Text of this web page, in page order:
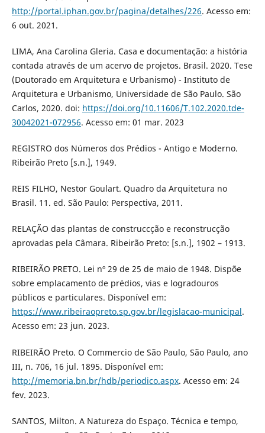
http://portal.iphan.gov.br/pagina/detalhes/226. Acesso em:
6 out. 2021.
LIMA, Ana Carolina Gleria. Casa e documentação: a história
contada através de um acervo de projetos. Brasil. 2020. Tese
(Doutorado em Arquitetura e Urbanismo) - Instituto de
Arquitetura e Urbanismo, Universidade de São Paulo. São
Carlos, 2020. doi: https://doi.org/10.11606/T.102.2020.tde-
30042021-072956. Acesso em: 01 mar. 2023
REGISTRO dos Números dos Prédios - Antigo e Moderno.
Ribeirão Preto [s.n.], 1949.
REIS FILHO, Nestor Goulart. Quadro da Arquitetura no
Brasil. 11. ed. São Paulo: Perspectiva, 2011.
RELAÇÃO das plantas de construccção e reconstrucção
aprovadas pela Câmara. Ribeirão Preto: [s.n.], 1902 – 1913.
RIBEIRÃO PRETO. Lei nº 29 de 25 de maio de 1948. Dispõe
sobre emplacamento de prédios, vias e logradouros
públicos e particulares. Disponível em:
https://www.ribeiraopreto.sp.gov.br/legislacao-municipal.
Acesso em: 23 jun. 2023.
RIBEIRÃO Preto. O Commercio de São Paulo, São Paulo, ano
III, n. 706, 16 jul. 1895. Disponível em:
http://memoria.bn.br/hdb/periodico.aspx. Acesso em: 24
fev. 2023.
SANTOS, Milton. A Natureza do Espaço. Técnica e tempo,